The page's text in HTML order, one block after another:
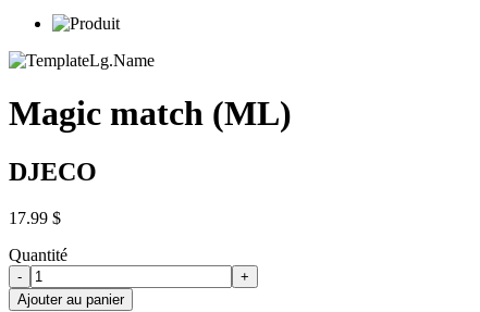
Magic match (ML)
DJECO
17.99 $
Quantité
-
+
Ajouter au panier